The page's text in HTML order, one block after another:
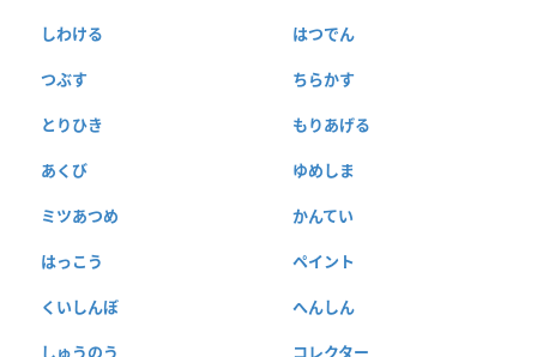
しわける はつでん
つぶす ちらかす
とりひき もりあげる
あくび ゆめしま
ミツあつめ かんてい
はっこう ペイント
くいしんぼ へんしん
しゅうのう コレクター